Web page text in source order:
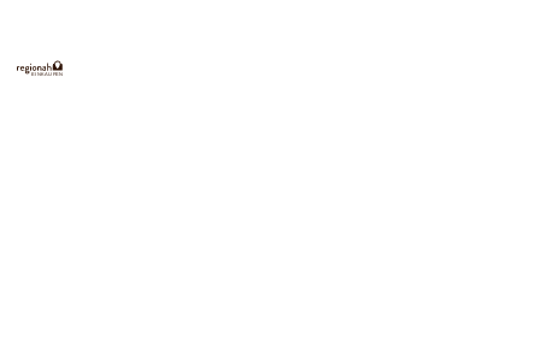
E INKAUFEN